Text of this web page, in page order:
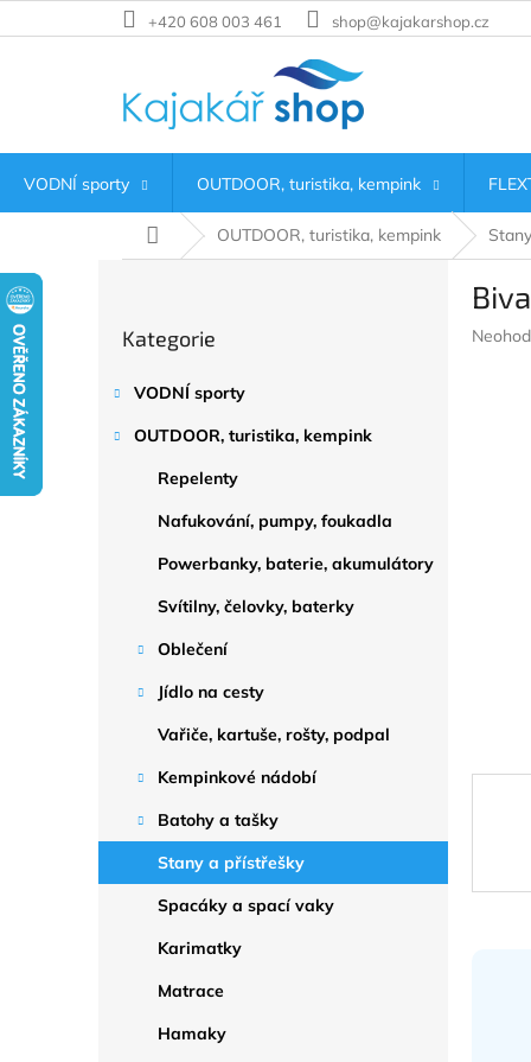
na
+420 608 003 461 shop@kajakarshop.cz
VODNÍ sporty OUTDOOR, turistika, kempink
Domů OUTDOOR, turistika, kempink
kategorie
Kategorie
VODNÍ sporty
OUTDOOR, turistika, kempink
Repelenty
Nafukování, pumpy, foukadla
Powerbanky, baterie, akumulátory
Svítilny, čelovky, baterky
Oblečení
Jídlo na cesty
Vařiče, kartuše, rošty, podpal
Kempinkové nádobí
Batohy a tašky
Stany a přístřešky
Spacáky a spací vaky
Karimatky
Matrace
Hamaky